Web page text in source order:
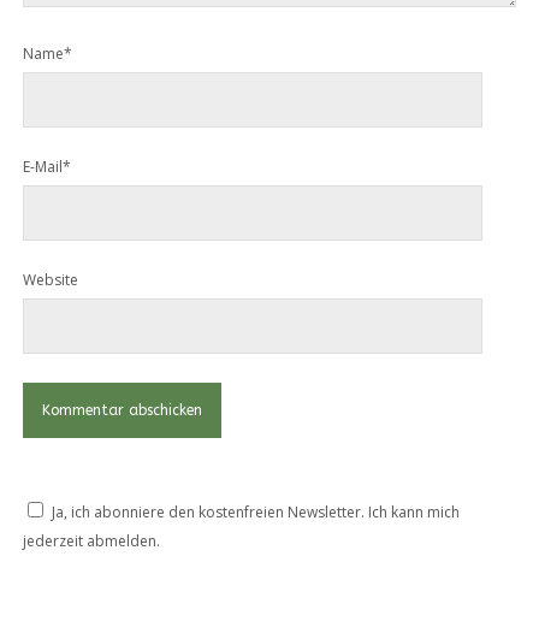
Name*
E-Mail*
Website
Ja, ich abonniere den kostenfreien Newsletter. Ich kann mich
jederzeit abmelden.